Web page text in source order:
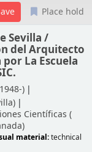
Place hold
Sevilla /
del Arquitecto
por La Escuela
)
Científicas (
material:technical